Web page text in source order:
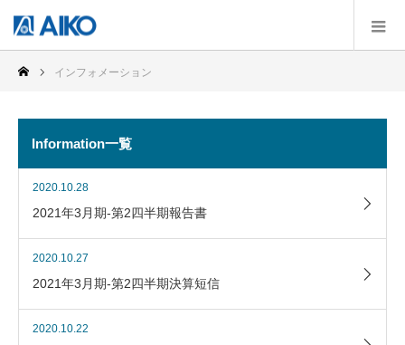
インフォメーション
Information一覧
2020.10.28
2021年3月期-第2四半期報告書
2020.10.27
2021年3月期-第2四半期決算短信
2020.10.22